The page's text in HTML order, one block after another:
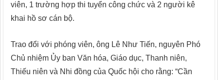
viên, 1 trường hợp thi tuyển công chức và 2 người kê
khai hồ sơ cán bộ.
Trao đổi với phóng viên, ông Lê Như Tiến, nguyên Phó
Chủ nhiệm Ủy ban Văn hóa, Giáo dục, Thanh niên,
Thiếu niên và Nhi đồng của Quốc hội cho rằng: “Cần